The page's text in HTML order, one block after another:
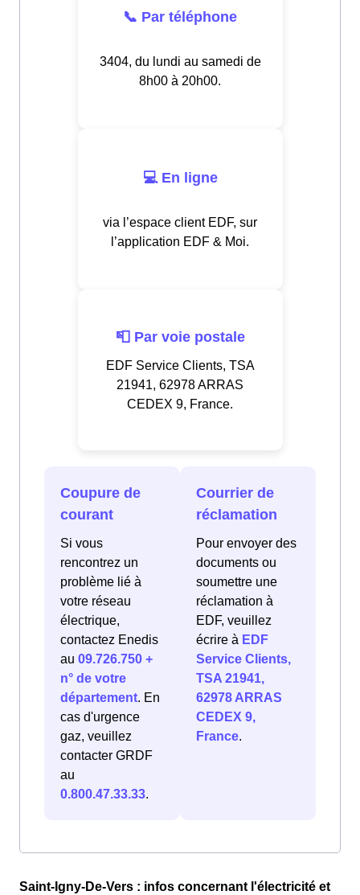
📞 Par téléphone
3404, du lundi au samedi de
8h00 à 20h00.
💻 En ligne
via l’espace client EDF, sur
l’application EDF & Moi.
📮 Par voie postale
EDF Service Clients, TSA
21941, 62978 ARRAS
CEDEX 9, France.
Coupure de
courant
Si vous
rencontrez un
problème lié à
votre réseau
électrique,
contactez Enedis
au 09.726.750 +
n° de votre
département. En
cas d'urgence
gaz, veuillez
contacter GRDF
au
0.800.47.33.33.
Courrier de
réclamation
Pour envoyer des
documents ou
soumettre une
réclamation à
EDF, veuillez
écrire à EDF
Service Clients,
TSA 21941,
62978 ARRAS
CEDEX 9,
France.
Saint-Igny-De-Vers : infos concernant l'électricité et